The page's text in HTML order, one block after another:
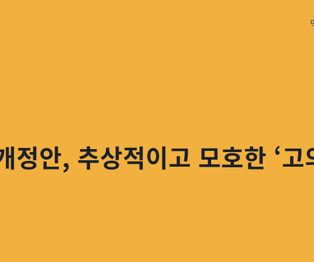
정안, 추상적이고 모호한 ‘고